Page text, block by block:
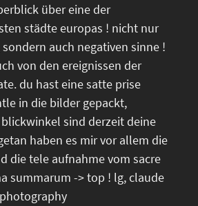
über eine der
städte europas ! nicht nur
auch negativen sinne !
von den ereignissen der
du hast eine satte prise
in die bilder gepackt,
sind derzeit deine
haben es mir vor allem die
die tele aufnahme vom sacre
summarum -> top ! lg, claude